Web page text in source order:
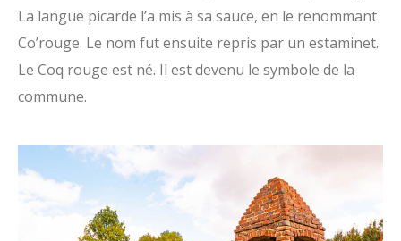
La langue picarde l’a mis à sa sauce, en le renommant
Co’rouge. Le nom fut ensuite repris par un estaminet.
Le Coq rouge est né. Il est devenu le symbole de la
commune.